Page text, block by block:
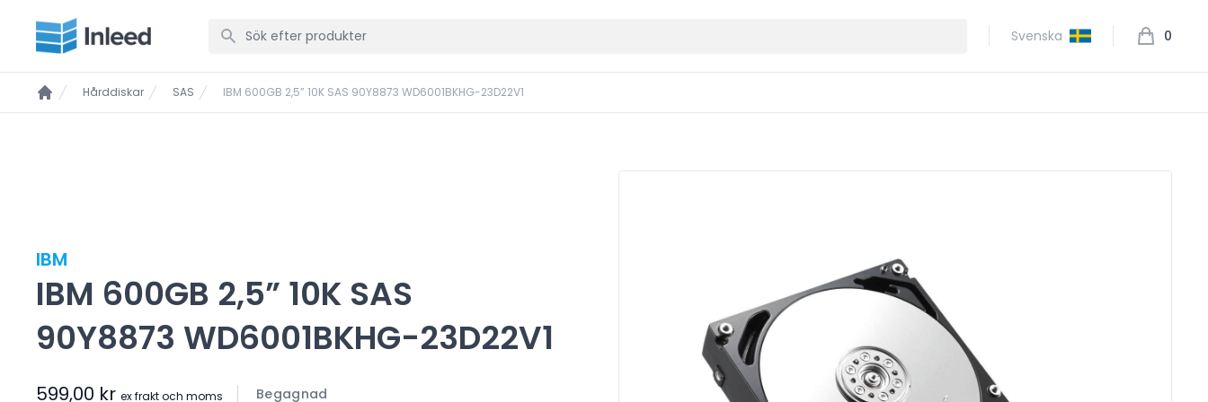
Svenska 0
Hårddiskar SAS IBM 600GB 2,5” 10K SAS 90Y8873 WD6001BKHG-23D22V1
IBM
IBM 600GB 2,5” 10K SAS
90Y8873 WD6001BKHG-23D22V1
599,00 kr ex frakt och moms Begagnad